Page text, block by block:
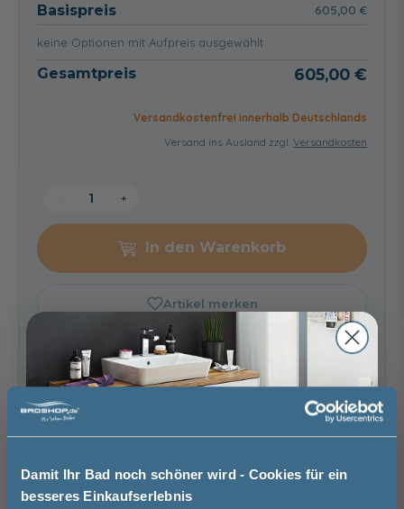
Damit Ihr Bad noch schöner wird - Cookies für ein
besseres Einkaufserlebnis
Basispreis 605,00 €
keine Optionen mit Aufpreis ausgewählt
Gesamtpreis 605,00 €
Versandkostenfrei innerhalb Deutschlands
Versand ins Ausland zzgl. Versandkosten
+
In den Warenkorb
Artikel merken
Lieferzeit:
ca. 1 - 2 Wochen
i
Spedition
Sicher einkaufen
Weitere Artikel der Serie